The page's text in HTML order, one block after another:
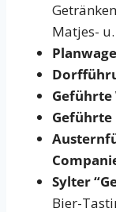
Matjes-
Sylter
Bier-